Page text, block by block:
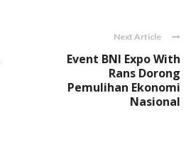
Next Article
Event BNI Expo With
Rans Dorong
Pemulihan Ekonomi
Nasional